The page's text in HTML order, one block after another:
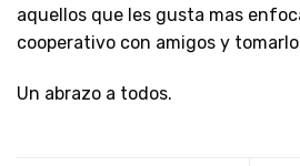
aquellos que les gusta mas
cooperativo con amigos y
Un abrazo a todos.